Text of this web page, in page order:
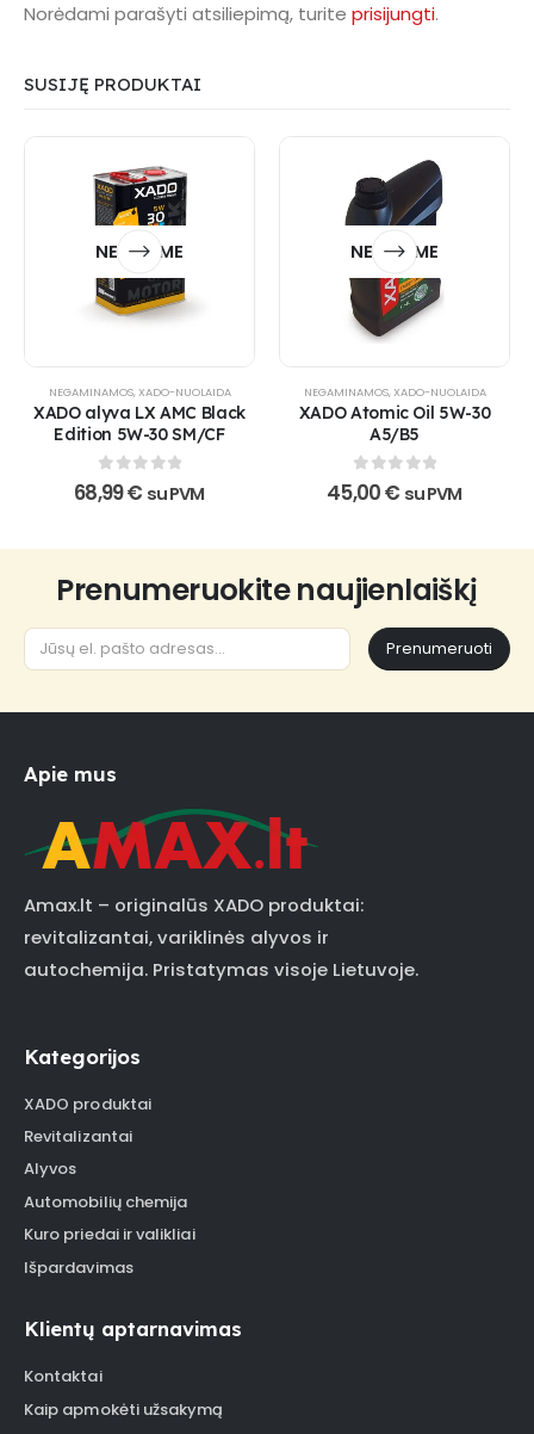
Norėdami parašyti atsiliepimą, turite prisijungti.
SUSIJĘ PRODUKTAI
NETURIME
NEGAMINAMOS,XADO-NUOLAIDA
XADO alyva LX AMC Black
Edition 5W-30 SM/CF
0out of 5
68,99€ su PVM
NETURIME
NEGAMINAMOS,XADO-NUOLAIDA
XADO Atomic Oil 5W-30
A5/B5
0out of 5
45,00€ su PVM
Prenumeruokite naujienlaiškį
Prenumeruoti
Apie mus
Amax.lt – originalūs XADO produktai:
revitalizantai, variklinės alyvos ir
autochemija. Pristatymas visoje Lietuvoje.
Kategorijos
XADO produktai
Revitalizantai
Alyvos
Automobilių chemija
Kuro priedai ir valikliai
Išpardavimas
Klientų aptarnavimas
Kontaktai
Kaip apmokėti užsakymą